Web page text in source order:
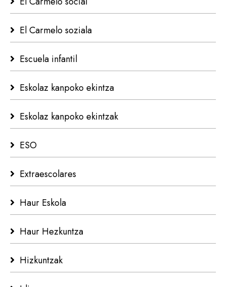
El Carmelo soziala
Escuela infantil
Eskolaz kanpoko ekintza
Eskolaz kanpoko ekintzak
ESO
Extraescolares
Haur Eskola
Haur Hezkuntza
Hizkuntzak